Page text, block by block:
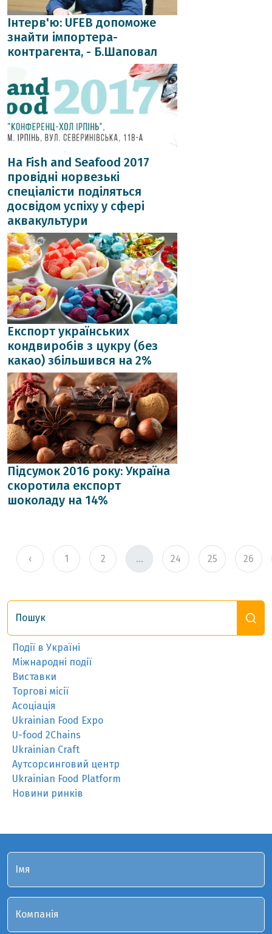
Інтерв'ю: UFEB допоможе
знайти імпортера-
контрагента, - Б.Шаповал
На Fish and Seafood 2017
провідні норвезькі
спеціалісти поділяться
досвідом успіху у сфері
аквакультури
Експорт українських
кондвиробів з цукру (без
какао) збільшився на 2%
Підсумок 2016 року: Україна
скоротила експорт
шоколаду на 14%
‹ 1 2 ... 24 25 26
Пошук
Події в Україні
Міжнародні події
Виставки
Торгові місії
Асоціація
Ukrainian Food Expo
U-food 2Chains
Ukrainian Craft
Аутсорсинговий центр
Ukrainian Food Platform
Новини ринків
Імя
Компанія